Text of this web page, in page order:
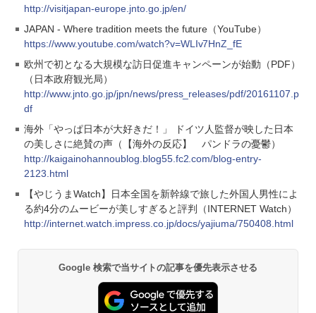
http://visitjapan-europe.jnto.go.jp/en/
JAPAN - Where tradition meets the future（YouTube）
https://www.youtube.com/watch?v=WLIv7HnZ_fE
欧州で初となる大規模な訪日促進キャンペーンが始動（PDF）
（日本政府観光局）
http://www.jnto.go.jp/jpn/news/press_releases/pdf/20161107.p
df
海外「やっぱ日本が大好きだ！」 ドイツ人監督が映した日本
の美しさに絶賛の声（【海外の反応】 パンドラの憂鬱）
http://kaigainohannoublog.blog55.fc2.com/blog-entry-
2123.html
【やじうまWatch】日本全国を新幹線で旅した外国人男性によ
る約4分のムービーが美しすぎると評判（INTERNET Watch）
http://internet.watch.impress.co.jp/docs/yajiuma/750408.html
Google 検索で当サイトの記事を優先表示させる